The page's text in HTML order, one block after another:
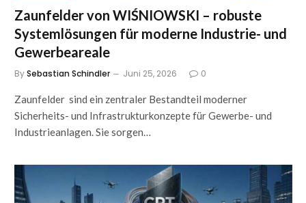
Zaunfelder von WIŚNIOWSKI – robuste
Systemlösungen für moderne Industrie- und
Gewerbeareale
BySebastian Schindler Juni 25, 2026 0
Zaunfelder sind ein zentraler Bestandteil moderner
Sicherheits- und Infrastrukturkonzepte für Gewerbe- und
Industrieanlagen. Sie sorgen…